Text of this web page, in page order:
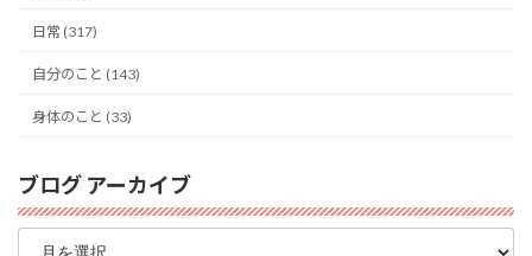
日常 (317)
自分のこと (143)
身体のこと (33)
ブログ アーカイブ
ブ